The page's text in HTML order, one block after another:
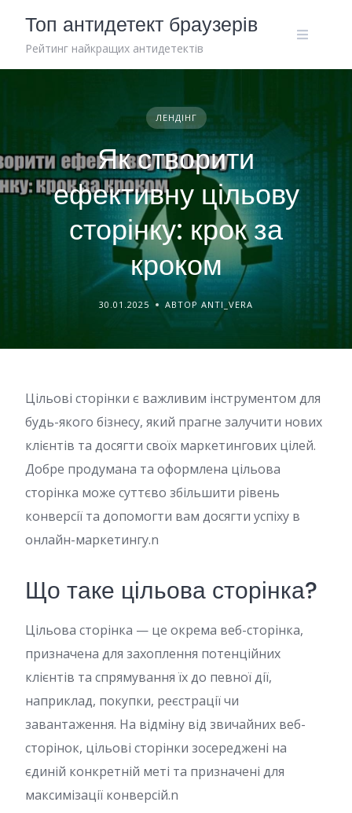
content
Топ антидетект браузерів
Рейтинг найкращих антидетектів
ЛЕНДІНГ
Як створити
ефективну цільову
сторінку: крок за
кроком
30.01.2025 АВТОР ANTI_VERA
Цільові сторінки є важливим інструментом для
будь-якого бізнесу, який прагне залучити нових
клієнтів та досягти своїх маркетингових цілей.
Добре продумана та оформлена цільова
сторінка може суттєво збільшити рівень
конверсії та допомогти вам досягти успіху в
онлайн-маркетингу.n
Що таке цільова сторінка?
Цільова сторінка — це окрема веб-сторінка,
призначена для захоплення потенційних
клієнтів та спрямування їх до певної дії,
наприклад, покупки, реєстрації чи
завантаження. На відміну від звичайних веб-
сторінок, цільові сторінки зосереджені на
єдиній конкретній меті та призначені для
максимізації конверсій.n